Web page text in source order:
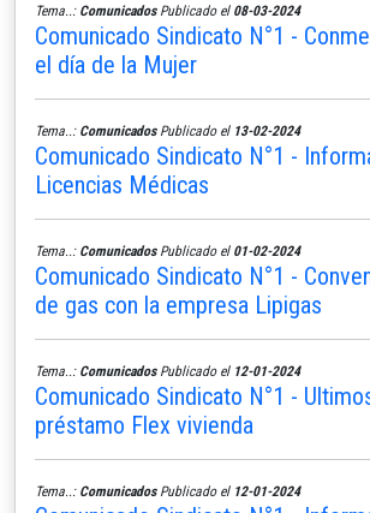
Tema..: ComunicadosPublicado el 08-03-2024
Comunicado Sindicato N°1 -
el día de la Mujer
Tema..: ComunicadosPublicado el 13-02-2024
Comunicado Sindicato N°1 -
Licencias Médicas
Tema..: ComunicadosPublicado el 01-02-2024
Comunicado Sindicato N°1 -
de gas con la empresa Lipigas
Tema..: ComunicadosPublicado el 12-01-2024
Comunicado Sindicato N°1 -
préstamo Flex vivienda
Tema..: ComunicadosPublicado el 12-01-2024